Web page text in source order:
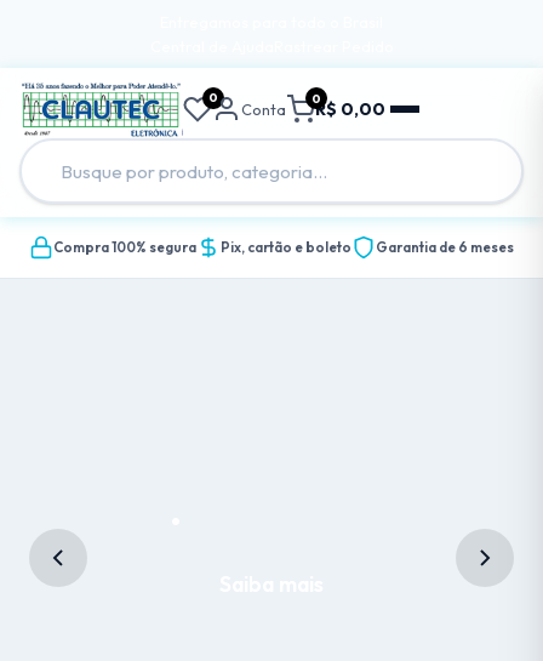
0
Conta R$ 0,00
0
Compra 100% segura Pix, cartão e boleto Garantia de 6 meses